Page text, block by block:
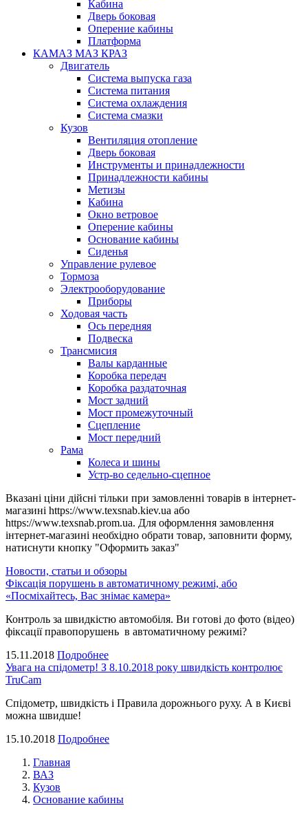
Кабина
Дверь боковая
Оперение кабины
Платформа
КАМАЗ МАЗ КРАЗ
Двигатель
Система выпуска газа
Система питания
Система охлаждения
Система смазки
Кузов
Вентиляция отопление
Дверь боковая
Инструменты и принадлежности
Принадлежности кабины
Метизы
Кабина
Окно ветровое
Оперение кабины
Основание кабины
Сиденья
Управление рулевое
Тормоза
Электрооборудование
Приборы
Ходовая часть
Ось передняя
Подвеска
Трансмисия
Валы карданные
Коробка передач
Коробка раздаточная
Мост задний
Мост промежуточный
Сцепление
Мост передний
Рама
Колеса и шины
Устр-во седельно-сцепное
Вказані ціни дійсні тільки при замовленні товарів в інтернет-
магазині https://www.texsnab.kiev.ua або
https://www.texsnab.prom.ua. Для оформлення замовлення
інтернет-магазині необхідно обрати товар, заповнити форму,
натиснути кнопку "Оформить заказ"
Новости, статьи и обзоры
Фіксація порушень в автоматичному режимі, або
«Посміхайтесь, Вас знімає камера»
Контроль за швидкістю автомобіля. Ви готові до фото (відео)
фіксації правопорушень в автоматичному режимі?
15.11.2018 Подробнее
Увага на спідометр! З 8.10.2018 року швидкість контролює
TruCam
Спідометр, швидкість і Правила дорожнього руху. А в Києві
можна швидше!
15.10.2018 Подробнее
Главная
ВАЗ
Кузов
Основание кабины